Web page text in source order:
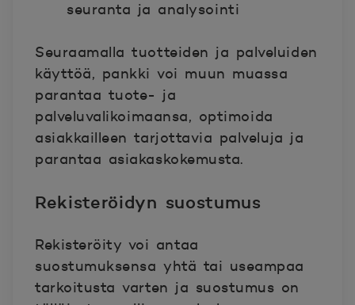
seuranta ja analysointi
Seuraamalla tuotteiden ja palveluiden
käyttöä, pankki voi muun muassa
parantaa tuote- ja
palveluvalikoimaansa, optimoida
asiakkailleen tarjottavia palveluja ja
parantaa asiakaskokemusta.
Rekisteröidyn suostumus
Rekisteröity voi antaa
suostumuksensa yhtä tai useampaa
tarkoitusta varten ja suostumus on